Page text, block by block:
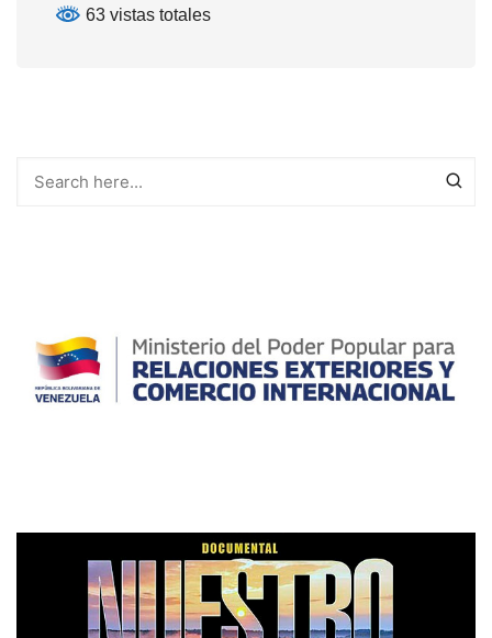
63 vistas totales